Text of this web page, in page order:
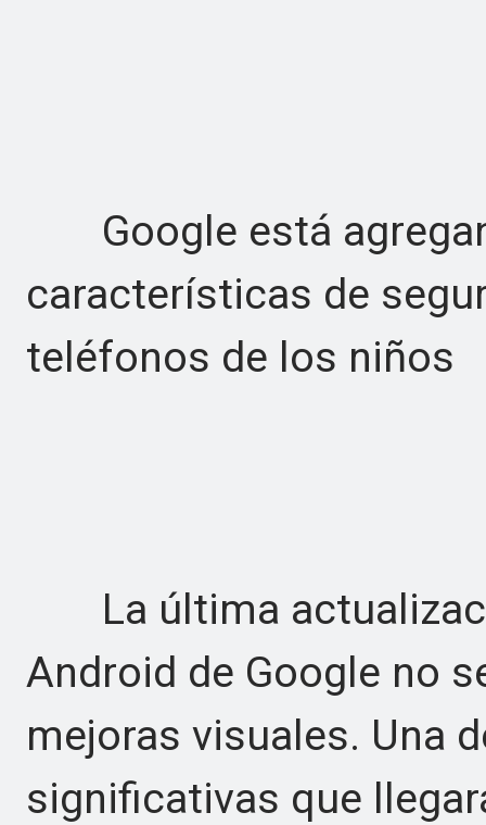
Google está
características de
teléfonos de los niños
La última
Android de Google no
mejoras visuales. Una
significativas que